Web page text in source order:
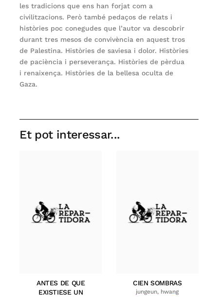
les tradicions que ens han forjat com a
civilitzacions. Però també pedaços de relats i
històries poc conegudes que l’autor va descobrir
durant tres mesos de convivència en aquest tros
de Palestina. Històries de saviesa i dolor. Històries
de paciència i perseverança. Històries de pèrdua
i renaixença. Històries de la bellesa oculta de
Gaza.
Et pot interessar...
ANTES DE QUE
EXISTIESE UN
CIEN SOMBRAS
jungeun, hwang